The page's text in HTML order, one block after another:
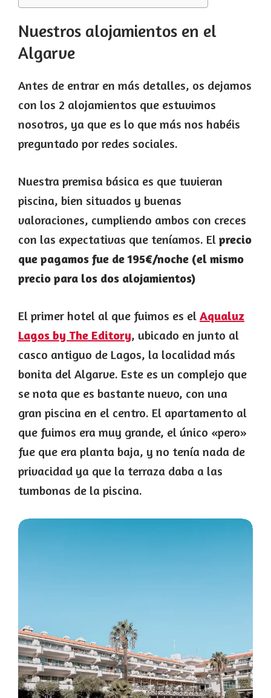
Nuestros alojamientos en el
Algarve
Antes de entrar en más detalles, os dejamos
con los 2 alojamientos que estuvimos
nosotros, ya que es lo que más nos habéis
preguntado por redes sociales.
Nuestra premisa básica es que tuvieran
piscina, bien situados y buenas
valoraciones, cumpliendo ambos con creces
con las expectativas que teníamos. El precio
que pagamos fue de 195€/noche (el mismo
precio para los dos alojamientos)
El primer hotel al que fuimos es el Aqualuz
Lagos by The Editory, ubicado en junto al
casco antiguo de Lagos, la localidad más
bonita del Algarve. Este es un complejo que
se nota que es bastante nuevo, con una
gran piscina en el centro. El apartamento al
que fuimos era muy grande, el único «pero»
fue que era planta baja, y no tenía nada de
privacidad ya que la terraza daba a las
tumbonas de la piscina.